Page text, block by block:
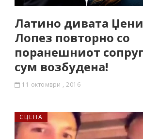
Латино дивата
Лопез повторно со
поранешниот
сум возбудена!
11 октомври , 2016
СЦЕНА